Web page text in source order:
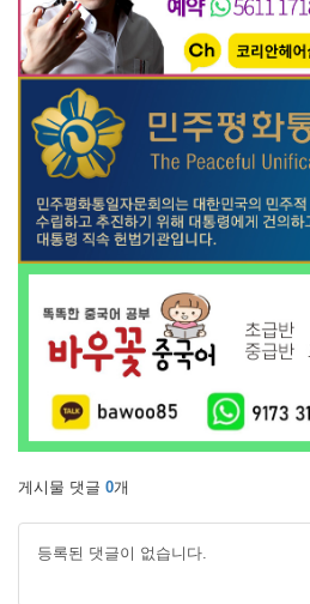
게시물 댓글 0개
등록된 댓글이 없습니다.